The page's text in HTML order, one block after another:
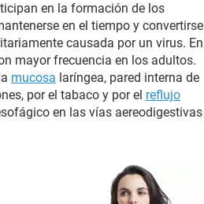
en la formación de los
en el tiempo y convertirse
causada por un virus. En
mayor frecuencia en los adultos.
mucosa laríngea, pared interna de
por el tabaco y por el reflujo
en las vías aereodigestivas